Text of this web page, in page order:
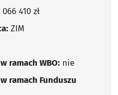
066 410 zł
ZIM
ramach WBO: nie
ramach Funduszu